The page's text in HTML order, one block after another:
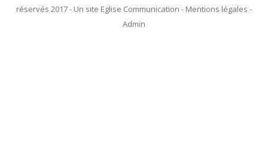
réservés 2017 - Un site Eglise Communication - Mentions légales -
Admin